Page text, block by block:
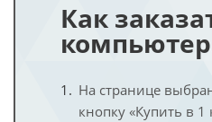
Как
На странице
кнопку «Купить в 1